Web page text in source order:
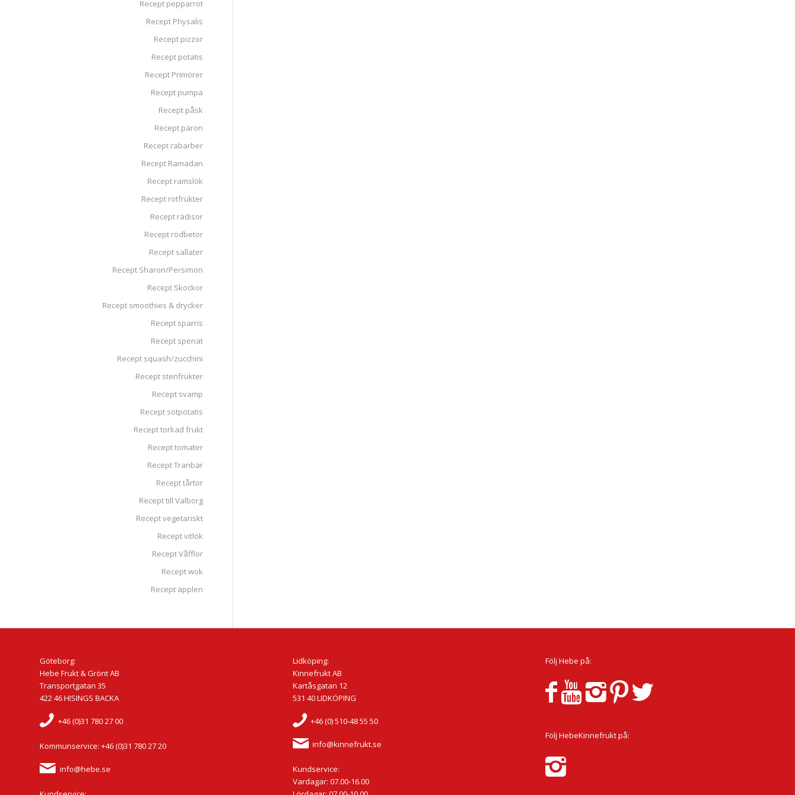
Recept pepparrot
Recept Physalis
Recept pizzor
Recept potatis
Recept Primörer
Recept pumpa
Recept påsk
Recept päron
Recept rabarber
Recept Ramadan
Recept ramslök
Recept rotfrukter
Recept rädisor
Recept rödbetor
Recept sallater
Recept Sharon/Persimon
Recept Skockor
Recept smoothies & drycker
Recept sparris
Recept spenat
Recept squash/zucchini
Recept stenfrukter
Recept svamp
Recept sötpotatis
Recept torkad frukt
Recept tomater
Recept Tranbär
Recept tårtor
Recept till Valborg
Recept vegetariskt
Recept vitlök
Recept Våfflor
Recept wok
Recept äpplen
Göteborg:
Hebe Frukt & Grönt AB
Transportgatan 35
422 46 HISINGS BACKA
+46 (0)31 780 27 00
Kommunservice: +46 (0)31 780 27 20
info@hebe.se
Lidköping:
Kinnefrukt AB
Kartåsgatan 12
531 40 LIDKÖPING
+46 (0) 510-48 55 50
info@kinnefrukt.se
Kundservice:
Vardagar: 07.00-16.00
Följ Hebe på:
Följ HebeKinnefrukt på: